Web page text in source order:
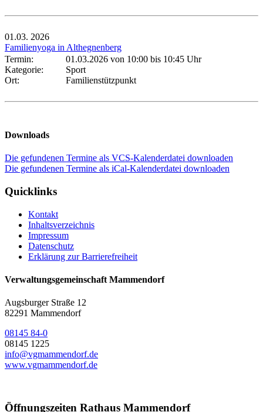
01.03. 2026
Familienyoga in Althegnenberg
Termin:
01.03.2026 von 10:00 bis 10:45 Uhr
Kategorie:
Sport
Ort:
Familienstützpunkt
Downloads
Die gefundenen Termine als VCS-Kalenderdatei downloaden
Die gefundenen Termine als iCal-Kalenderdatei downloaden
Quicklinks
Kontakt
Inhaltsverzeichnis
Impressum
Datenschutz
Erklärung zur Barrierefreiheit
Verwaltungsgemeinschaft Mammendorf
Augsburger Straße 12
82291 Mammendorf
08145 84-0
08145 1225
info@vgmammendorf.de
www.vgmammendorf.de
Öffnungszeiten Rathaus Mammendorf